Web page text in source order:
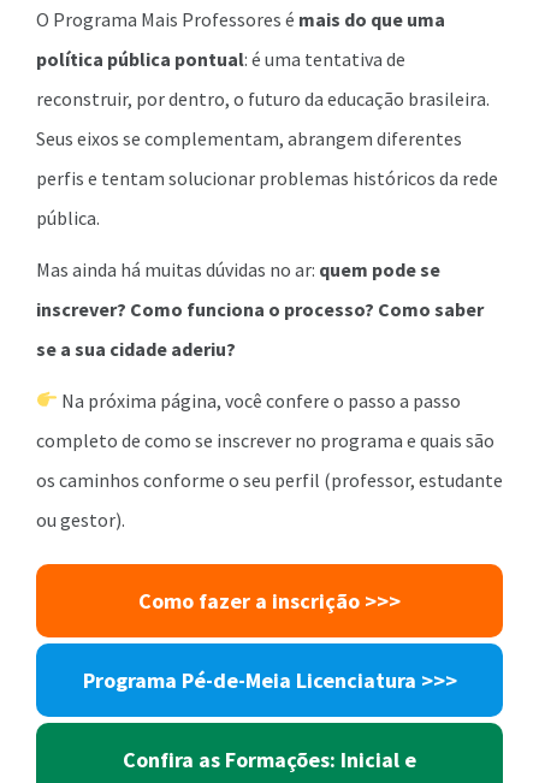
O Programa Mais Professores é mais do que uma
política pública pontual: é uma tentativa de
reconstruir, por dentro, o futuro da educação brasileira.
Seus eixos se complementam, abrangem diferentes
perfis e tentam solucionar problemas históricos da rede
pública.
Mas ainda há muitas dúvidas no ar: quem pode se
inscrever? Como funciona o processo? Como saber
se a sua cidade aderiu?
Na próxima página, você confere o passo a passo
completo de como se inscrever no programa e quais são
os caminhos conforme o seu perfil (professor, estudante
ou gestor).
Como fazer a inscrição >>>
Programa Pé-de-Meia Licenciatura >>>
Confira as Formações: Inicial e